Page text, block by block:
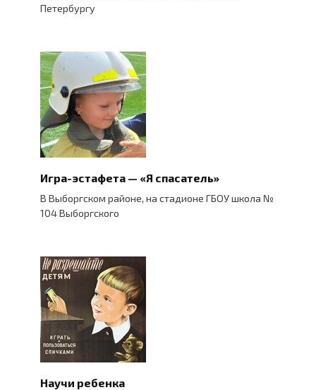
Петербургу
Игра-эстафета — «Я спасатель»
В Выборгском районе, на стадионе ГБОУ школа №
104 Выборгского
Научи ребенка